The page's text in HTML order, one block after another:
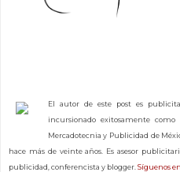
El autor de este post es
incursionado exitosamente
Mercadotecnia y Publicidad de
hace más de veinte años. Es asesor
publicidad, conferencista y blogger. Síguenos